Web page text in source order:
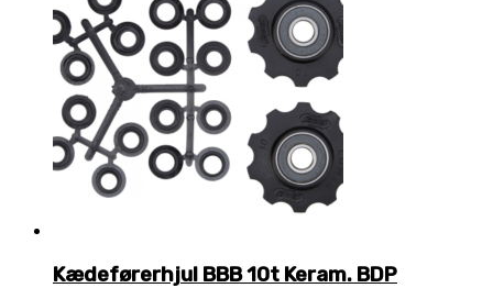
Kædeførerhjul BBB 10t Keram. BDP